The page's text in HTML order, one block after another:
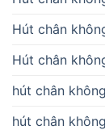
Hút chân
Hút chân
hút chân
hút chân